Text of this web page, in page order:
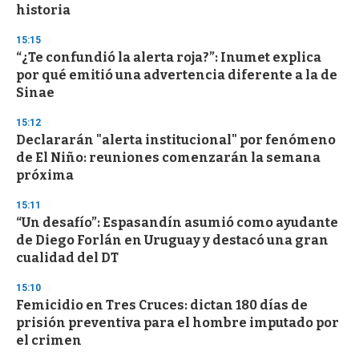
3
s
e
o
n
historia
15:15
“¿Te confundió la alerta roja?”: Inumet explica
por qué emitió una advertencia diferente a la de
Sinae
15:12
Declararán "alerta institucional" por fenómeno
de El Niño: reuniones comenzarán la semana
próxima
15:11
“Un desafío”: Espasandín asumió como ayudante
de Diego Forlán en Uruguay y destacó una gran
cualidad del DT
15:10
Femicidio en Tres Cruces: dictan 180 días de
prisión preventiva para el hombre imputado por
el crimen